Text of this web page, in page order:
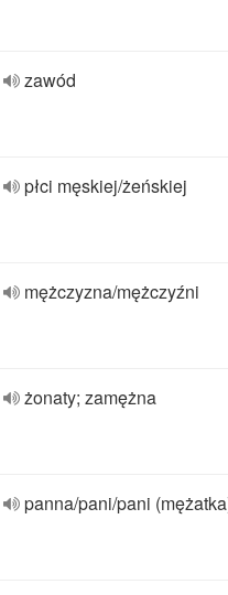
zawód
płci męskiej/żeńskiej
mężczyzna/mężczyźni
żonaty; zamężna
panna/pani/pani